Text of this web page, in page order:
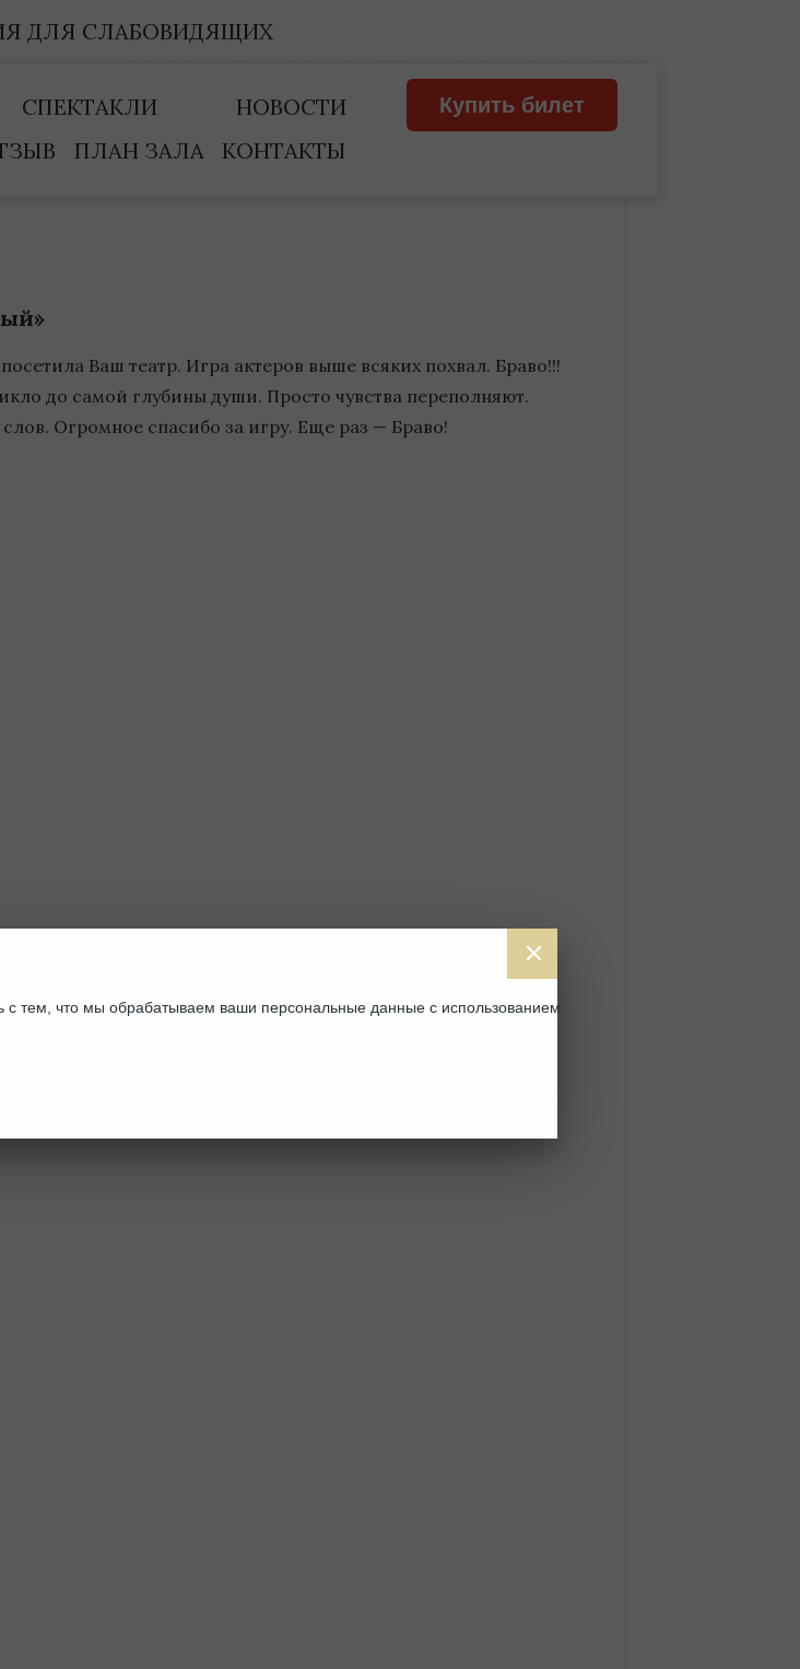
ДЛЯ СЛАБОВИДЯЩИХ
Купить билет
СПЕКТАКЛИ
НОВОСТИ
ПЛАН ЗАЛА КОНТАКТЫ
Ваш театр. Игра актеров выше всяких похвал. Браво!!!
до самой глубины души. Просто чувства переполняют.
слов. Огромное спасибо за игру. Еще раз — Браво!
тем, что мы обрабатываем ваши персональные данные с использованием